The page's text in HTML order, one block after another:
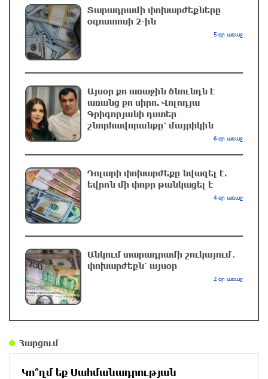
ջերմաստիճանն էապես չի փոխվի
Հուսով եմ, որ այս ձևաչափում մեզ կհաջողվի
խորացնել մեր հարաբերություններն ու
համագործակցությունը. Փաշինյանը՝
Ղրղզստանի նախագահին
անձի վիրավորվելու մասին
2 ժամ առաջ
Կարծում եմ՝ Փիթ Հեգսեթը լավագույններից
Իրանը պահանջել է փակել Հորմուզի նեղուցը
ԱՄՆ–ի և Իսրայելի նավերի համար. ԶԼՄ
Ծանոթ ու միարժամանակ անհայտ … պահածո
Տարադրամի փոխարժեքները
օգոստոսի 2-ին
5 օր առաջ
Այսօր քո առաջին ծնունդն է
առանց քո սիրո. Վոլոդյա
Գրիգորյանի դստեր
շնորհավորանքը՝ մայրիկին
6 օր առաջ
Դոլարի փոխարժեքը նվազել է.
եվրոն մի փոքր թանկացել է
4 օր առաջ
Անկում տարադրամի շուկայում․
փոխարժեքն՝ այսօր
2 օր առաջ
Հարցում
Կո՞ղմ եք Սահմանադրության